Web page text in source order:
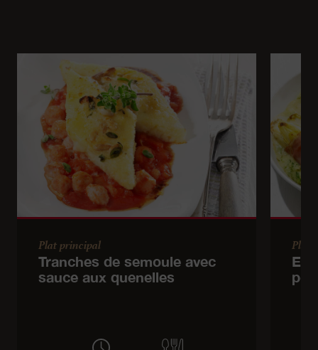
Plat principal
Tranches de semoule avec
sauce aux quenelles
Plat